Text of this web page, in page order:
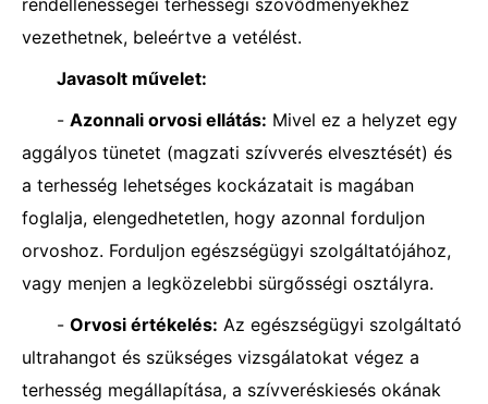
rendellenességei terhességi szövődményekhez
vezethetnek, beleértve a vetélést.
Javasolt művelet:
- Azonnali orvosi ellátás: Mivel ez a helyzet egy
aggályos tünetet (magzati szívverés elvesztését) és
a terhesség lehetséges kockázatait is magában
foglalja, elengedhetetlen, hogy azonnal forduljon
orvoshoz. Forduljon egészségügyi szolgáltatójához,
vagy menjen a legközelebbi sürgősségi osztályra.
- Orvosi értékelés: Az egészségügyi szolgáltató
ultrahangot és szükséges vizsgálatokat végez a
terhesség megállapítása, a szívveréskiesés okának